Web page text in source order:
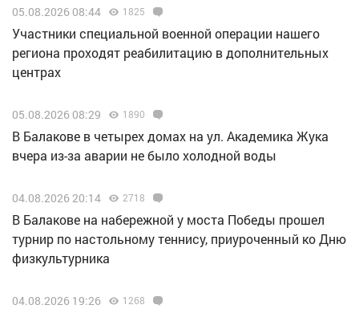
05.08.2026 08:44 1825
Участники специальной военной операции нашего
региона проходят реабилитацию в дополнительных
центрах
05.08.2026 08:29 1890
В Балакове в четырех домах на ул. Академика Жука
вчера из-за аварии не было холодной воды
04.08.2026 20:14 2718
В Балакове на набережной у моста Победы прошел
турнир по настольному теннису, приуроченный ко Дню
физкультурника
04.08.2026 19:26 1268